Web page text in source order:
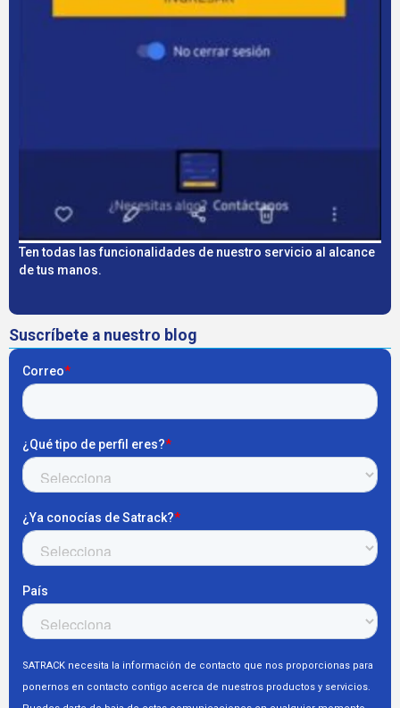
Ten todas las funcionalidades de nuestro servicio al alcance
de tus manos.
Suscríbete a nuestro blog